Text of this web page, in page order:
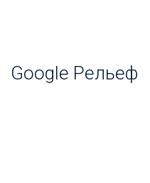
Google Рельеф